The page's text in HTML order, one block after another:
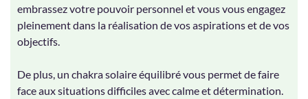
embrassez votre pouvoir personnel et vous vous engagez
pleinement dans la réalisation de vos aspirations et de vos
objectifs.
De plus, un chakra solaire équilibré vous permet de faire
face aux situations difficiles avec calme et détermination.